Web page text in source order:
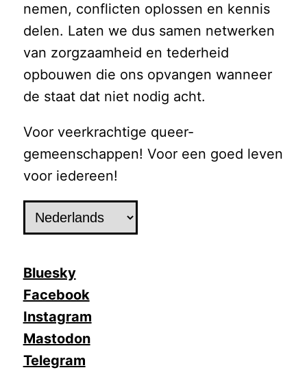
nemen, conflicten oplossen en kennis
delen. Laten we dus samen netwerken
van zorgzaamheid en tederheid
opbouwen die ons opvangen wanneer
de staat dat niet nodig acht.
Voor veerkrachtige queer-
gemeenschappen! Voor een goed leven
voor iedereen!
Kies
een
Bluesky
Facebook
Instagram
Mastodon
Telegram